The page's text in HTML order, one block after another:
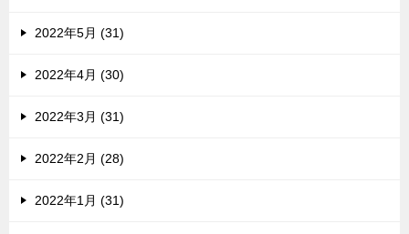
2022年5月 (31)
2022年4月 (30)
2022年3月 (31)
2022年2月 (28)
2022年1月 (31)